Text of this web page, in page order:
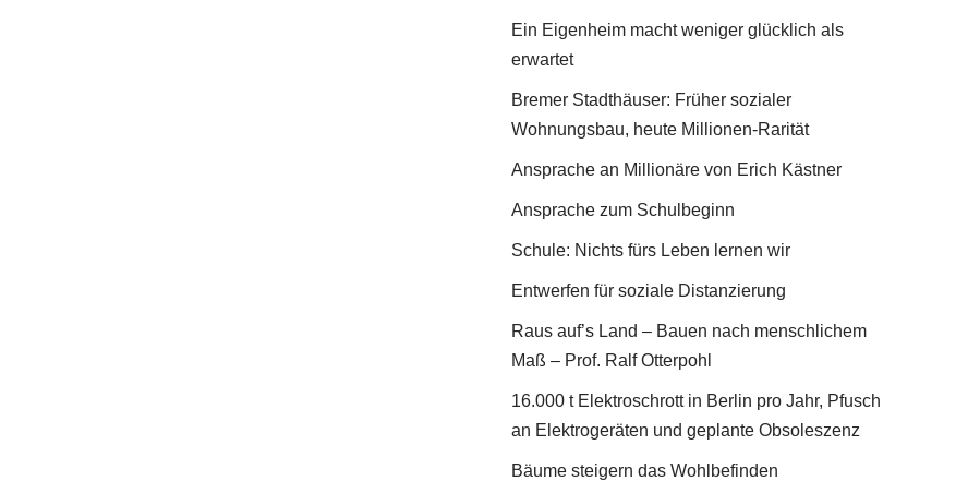
Ein Eigenheim macht weniger glücklich als
erwartet
Bremer Stadthäuser: Früher sozialer
Wohnungsbau, heute Millionen-Rarität
Ansprache an Millionäre von Erich Kästner
Ansprache zum Schulbeginn
Schule: Nichts fürs Leben lernen wir
Entwerfen für soziale Distanzierung
Raus auf’s Land – Bauen nach menschlichem
Maß – Prof. Ralf Otterpohl
16.000 t Elektroschrott in Berlin pro Jahr, Pfusch
an Elektrogeräten und geplante Obsoleszenz
Bäume steigern das Wohlbefinden